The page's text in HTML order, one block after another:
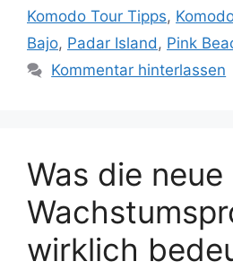
Komodo Tour Tipps,
Bajo, Padar Island, Pink
Kommentar hinterlassen
Was die neue
wirklich